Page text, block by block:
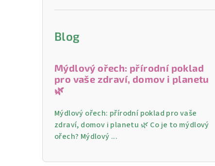
Blog
Mýdlový ořech: přírodní poklad
pro vaše zdraví, domov i planetu
🌿
Mýdlový ořech: přírodní poklad pro vaše
zdraví, domov i planetu 🌿 Co je to mýdlový
ořech? Mýdlový ...